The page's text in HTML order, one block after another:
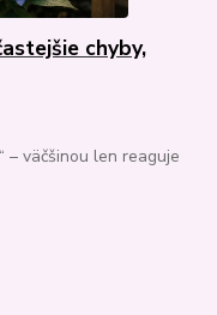
chyby,
– väčšinou len reaguje